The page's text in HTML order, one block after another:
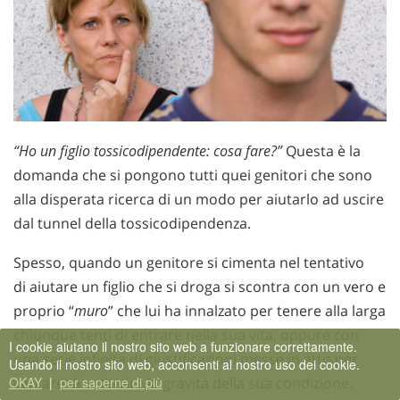
“Ho un figlio tossicodipendente: cosa fare?”Questa è la
domanda che si pongono tutti quei genitori che sono
alla disperata ricerca di un modo per aiutarlo ad uscire
dal tunnel della tossicodipendenza.
Spesso, quando un genitore si cimenta nel tentativo
di aiutare un figlio che si droga si scontra con un vero e
proprio “muro” che lui ha innalzato per tenere alla larga
chiunque tenti di entrare nella sua vita, oppure con
una serie infinita di giustificazioni messe in atto per
cercare di sminuire la gravità della sua condizione.
I cookie aiutano il nostro sito web a funzionare correttamente.
Usando il nostro sito web, acconsenti al nostro uso dei cookie.
OKAY | per saperne di più